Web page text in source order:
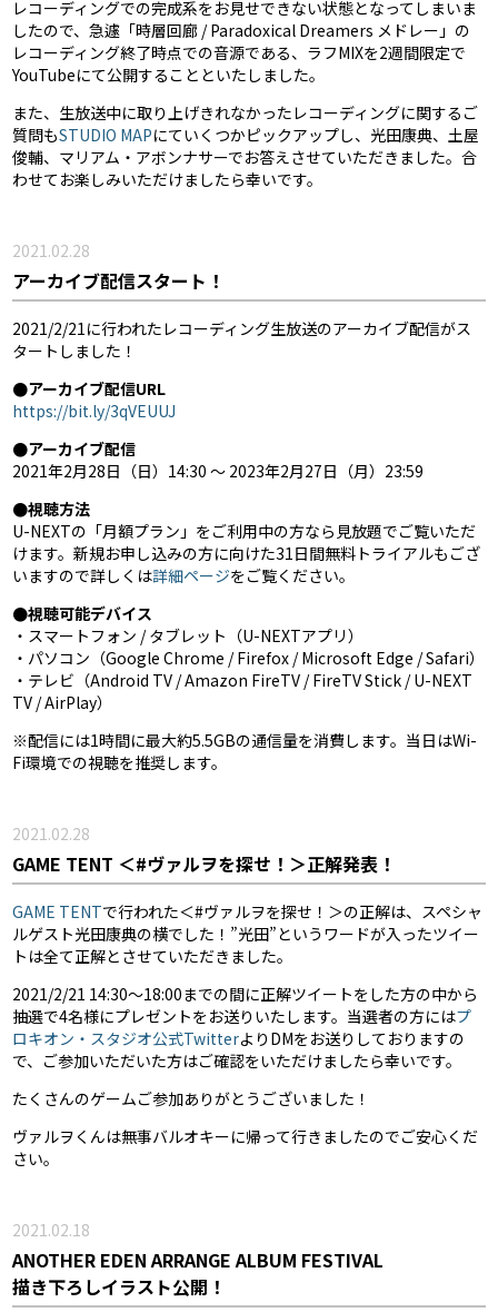
レコーディングでの完成系をお見せできない状態となってしまいま
したので、急遽「時層回廊 / Paradoxical Dreamers メドレー」の
レコーディング終了時点での音源である、ラフMIXを2週間限定で
YouTubeにて公開することといたしました。
また、生放送中に取り上げきれなかったレコーディングに関するご
質問もSTUDIO MAPにていくつかピックアップし、光田康典、土屋
俊輔、マリアム・アボンナサーでお答えさせていただきました。合
わせてお楽しみいただけましたら幸いです。
2021.02.28
アーカイブ配信スタート！
2021/2/21に行われたレコーディング生放送のアーカイブ配信がス
タートしました！
●アーカイブ配信URL
https://bit.ly/3qVEUUJ
●アーカイブ配信
2021年2月28日（日）14:30 〜 2023年2月27日（月）23:59
●視聴方法
U-NEXTの「月額プラン」をご利用中の方なら見放題でご覧いただ
けます。新規お申し込みの方に向けた31日間無料トライアルもござ
いますので詳しくは詳細ページをご覧ください。
●視聴可能デバイス
・スマートフォン / タブレット（U-NEXTアプリ）
・パソコン（Google Chrome / Firefox / Microsoft Edge / Safari）
・テレビ（Android TV / Amazon FireTV / FireTV Stick / U-NEXT
TV / AirPlay）
※配信には1時間に最大約5.5GBの通信量を消費します。当日はWi-
Fi環境での視聴を推奨します。
2021.02.28
GAME TENT ＜#ヴァルヲを探せ！＞正解発表！
GAME TENTで行われた＜#ヴァルヲを探せ！＞の正解は、スペシャ
ルゲスト光田康典の横でした！”光田”というワードが入ったツイー
トは全て正解とさせていただきました。
2021/2/21 14:30〜18:00までの間に正解ツイートをした方の中から
抽選で4名様にプレゼントをお送りいたします。当選者の方にはプ
ロキオン・スタジオ公式TwitterよりDMをお送りしておりますの
で、ご参加いただいた方はご確認をいただけましたら幸いです。
たくさんのゲームご参加ありがとうございました！
ヴァルヲくんは無事バルオキーに帰って行きましたのでご安心くだ
さい。
2021.02.18
ANOTHER EDEN ARRANGE ALBUM FESTIVAL
描き下ろしイラスト公開！